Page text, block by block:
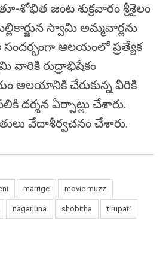
శోభిత జంట శుక్రవారం శ్రీశైలం
స్వామి అమ్మవార్లను
సందర్భంగా ఆలయంలో ప్రత్యేక
వారికి రుద్రాభిషేకం
ఆలయానికి చేరుకున్న వీరికి
దర్శన ఏర్పాట్లు చేశారు.
వేదాశీర్వచనం చేశారు.
marrige movie muzz
nagarjuna shobitha tirupati